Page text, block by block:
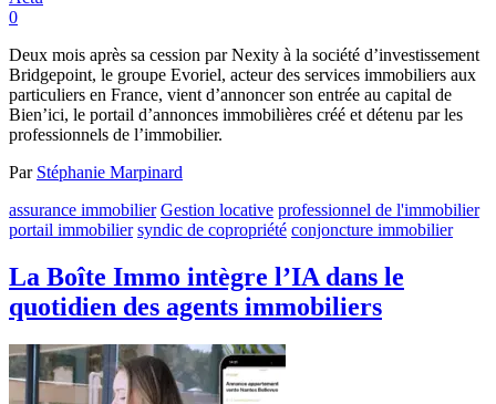
0
Deux mois après sa cession par Nexity à la société d’investissement
Bridgepoint, le groupe Evoriel, acteur des services immobiliers aux
particuliers en France, vient d’annoncer son entrée au capital de
Bien’ici, le portail d’annonces immobilières créé et détenu par les
professionnels de l’immobilier.
Par Stéphanie Marpinard
assurance immobilier Gestion locative professionnel de l'immobilier
portail immobilier syndic de copropriété conjoncture immobilier
La Boîte Immo intègre l’IA dans le
quotidien des agents immobiliers